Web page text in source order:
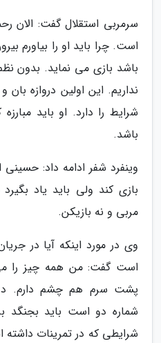
سرمربی استقلال گفت: الان
است. چرا باید او را بیاورم
باشد بازی می نماید. بدون
نداریم. این اولین دروازه
شرایط را دارد. او باید
باشد.
وینفرد شفر ادامه داد:
بازی کند ولی باید یاد
مربی و نه بازیکن.
وی در مورد اینکه آیا در
است گفت: من همه چیز را
پشت سرم هم چشم دارم.
شماره دو است باید بجنگد
شرایطی که در تمرینات داشته